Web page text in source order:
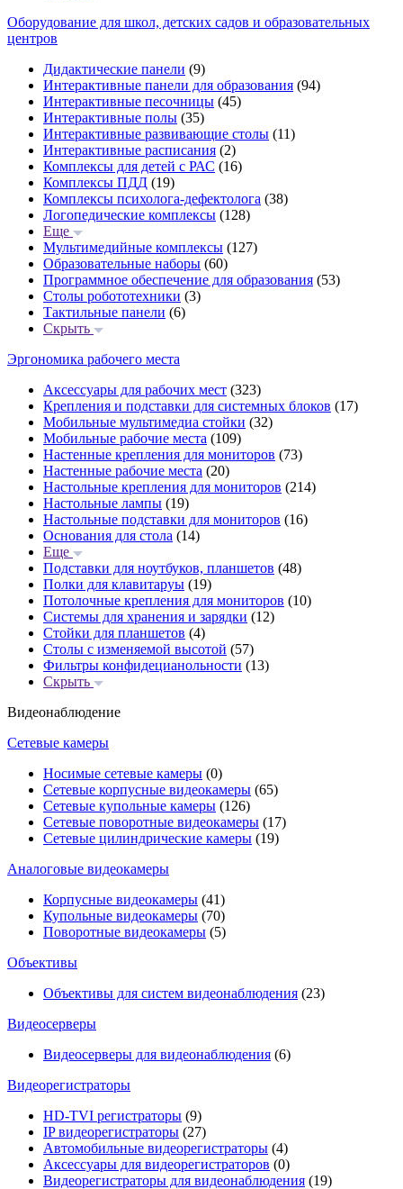
Оборудование для школ, детских садов и образовательных
центров
Дидактические панели (9)
Интерактивные панели для образования (94)
Интерактивные песочницы (45)
Интерактивные полы (35)
Интерактивные развивающие столы (11)
Интерактивные расписания (2)
Комплексы для детей с РАС (16)
Комплексы ПДД (19)
Комплексы психолога-дефектолога (38)
Логопедические комплексы (128)
Еще
Мультимедийные комплексы (127)
Образовательные наборы (60)
Программное обеспечение для образования (53)
Столы робототехники (3)
Тактильные панели (6)
Скрыть
Эргономика рабочего места
Аксессуары для рабочих мест (323)
Крепления и подставки для системных блоков (17)
Мобильные мультимедиа стойки (32)
Мобильные рабочие места (109)
Настенные крепления для мониторов (73)
Настенные рабочие места (20)
Настольные крепления для мониторов (214)
Настольные лампы (19)
Настольные подставки для мониторов (16)
Основания для стола (14)
Еще
Подставки для ноутбуков, планшетов (48)
Полки для клавитаруы (19)
Потолочные крепления для мониторов (10)
Системы для хранения и зарядки (12)
Стойки для планшетов (4)
Столы с изменяемой высотой (57)
Фильтры конфидецианольности (13)
Скрыть
Видеонаблюдение
Сетевые камеры
Носимые сетевые камеры (0)
Сетевые корпусные видеокамеры (65)
Сетевые купольные камеры (126)
Сетевые поворотные видеокамеры (17)
Сетевые цилиндрические камеры (19)
Аналоговые видеокамеры
Корпусные видеокамеры (41)
Купольные видеокамеры (70)
Поворотные видеокамеры (5)
Объективы
Объективы для систем видеонаблюдения (23)
Видеосерверы
Видеосерверы для видеонаблюдения (6)
Видеорегистраторы
HD-TVI регистраторы (9)
IP видеорегистраторы (27)
Автомобильные видеорегистраторы (4)
Аксессуары для видеорегистраторов (0)
Видеорегистраторы для видеонаблюдения (19)